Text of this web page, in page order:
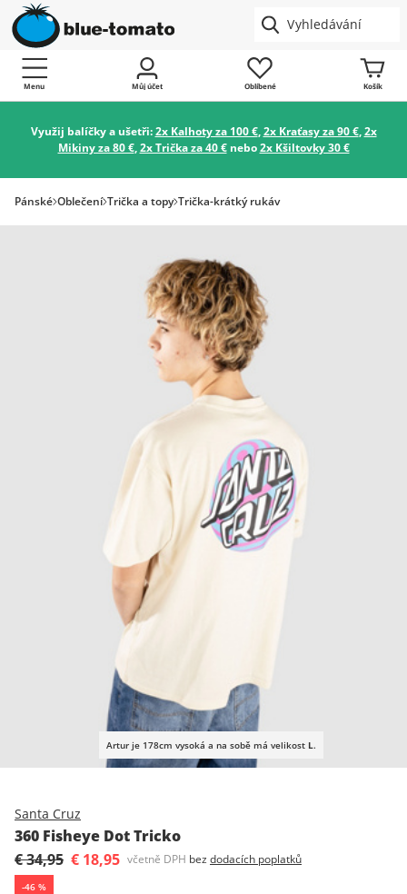
Menu Můj účet Oblíbené Košík
Využij balíčky a ušetři:2x Kalhoty za 100 €,2x Kraťasy za 90 €,2x
Mikiny za 80 €,2x Trička za 40 €nebo2x Kšiltovky 30 €
Pánské Oblečení Trička a topy Trička-krátký rukáv
Artur je 178cm vysoká a na sobě má velikost L.
Santa Cruz
360 Fisheye Dot Tricko
€ 34,95 € 18,95 včetně DPH bez dodacích poplatků
-46 %